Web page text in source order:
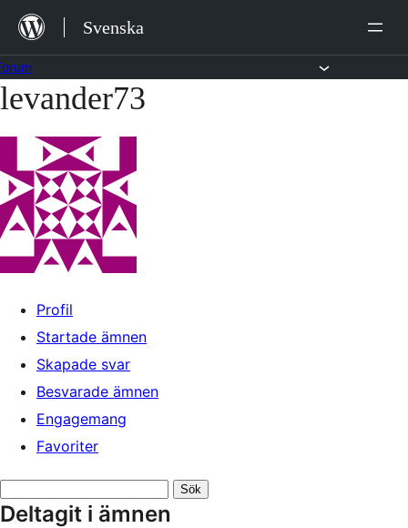
Hoppa
innehåll
Svenska
Hoppa
innehållet
levander73
Profil
Startade ämnen
Skapade svar
Besvarade ämnen
Engagemang
Favoriter
ämnen:
Deltagit i ämnen